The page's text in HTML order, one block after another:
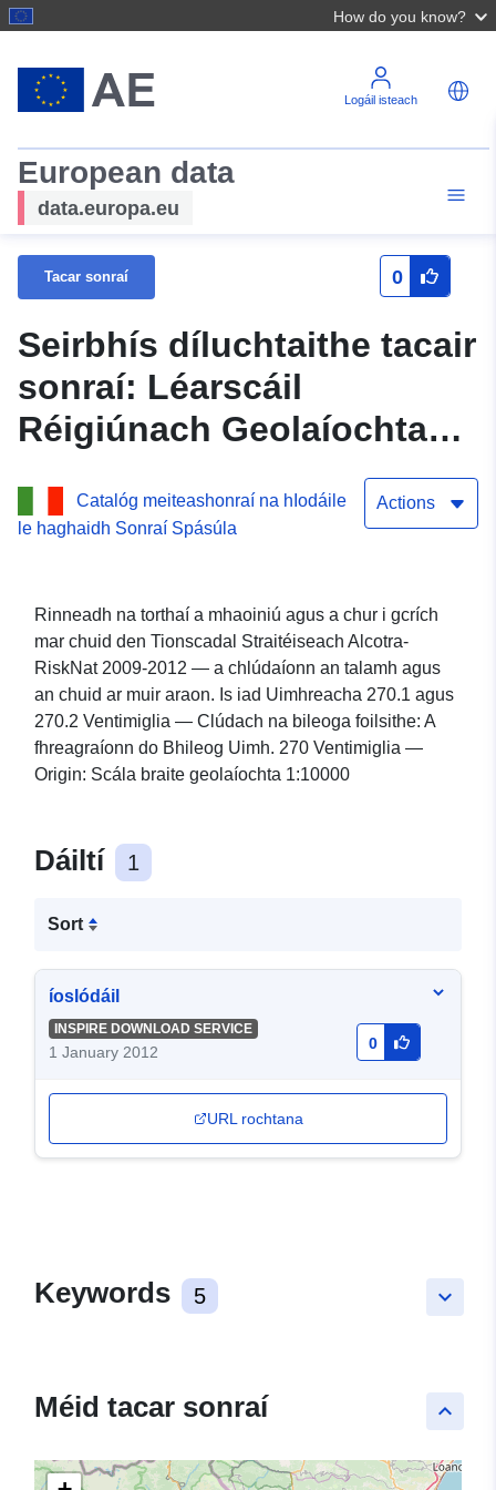
How do you know?
Logáil isteach
European data
data.europa.eu
Tacar sonraí 0
Seirbhís díluchtaithe tacair
sonraí: Léarscáil
Réigiúnach Geolaíochta
(CGR) sc. 1: 25000 dá
dtagraítear Bileog 270
Catalóg meiteashonraí na hIodáile
le haghaidh Sonraí Spásúla
Actions
Rinneadh na torthaí a mhaoiniú agus a chur i gcrích
mar chuid den Tionscadal Straitéiseach Alcotra-
RiskNat 2009-2012 — a chlúdaíonn an talamh agus
an chuid ar muir araon. Is iad Uimhreacha 270.1 agus
270.2 Ventimiglia — Clúdach na bileoga foilsithe: A
fhreagraíonn do Bhileog Uimh. 270 Ventimiglia —
Origin: Scála braite geolaíochta 1:10000
Dáiltí 1
Sort
íoslódáil
INSPIRE DOWNLOAD SERVICE
1 January 2012 0
URL rochtana
keyboard_arrow_down
Keywords 5
keyboard_arrow_up
Méid tacar sonraí